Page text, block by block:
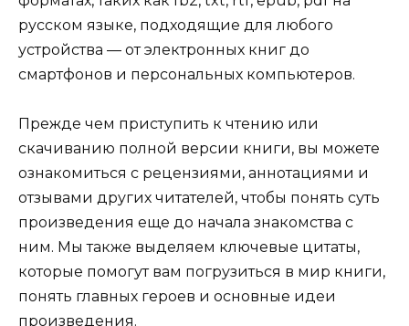
русском языке, подходящие для любого
устройства — от электронных книг до
смартфонов и персональных компьютеров.
Прежде чем приступить к чтению или
скачиванию полной версии книги, вы можете
ознакомиться с рецензиями, аннотациями и
отзывами других читателей, чтобы понять суть
произведения еще до начала знакомства с
ним. Мы также выделяем ключевые цитаты,
которые помогут вам погрузиться в мир книги,
понять главных героев и основные идеи
произведения.